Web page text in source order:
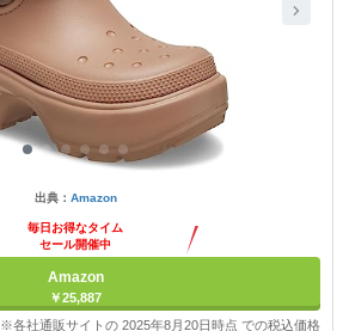
出典： Amazon
毎日お得なタイム
セール開催中
Amazon
￥25,887
※各社通販サイトの 2025年8月20日時点 での税込価格